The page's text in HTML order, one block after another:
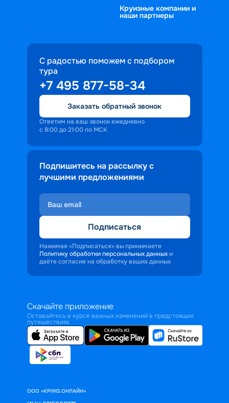
Круизные компании и
наши партнеры
С радостью поможем с подбором
тура
+7 495 877-58-34
Заказать обратный звонок
Ответим на ваш звонок ежедневно
с 8:00 до 21:00 по МСК
Подпишитесь на рассылку с
лучшими предложениями
Подписаться
Нажимая «Подписаться» вы принимаете
Политику обработки персональных данных и
даёте согласие на обработку ваших данных
Скачайте приложение
Оставайтесь в курсе важных изменений в предстоящих
путешествиях
ООО «КРУИЗ.ОНЛАЙН»